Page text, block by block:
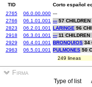
TID
Corto español
2765
06.0.00.000 ---
2766
06.1.01.001 --- 57 CHILDREN
2823
06.2.01.001 LARINGE 96
2918
06.3.01.001 --- 11 CHILDREN
2929
06.4.01.001 BRONQUIOS 34
2963
06.5.01.001 PULMONES 50
249 lineas
Firma
Type of list